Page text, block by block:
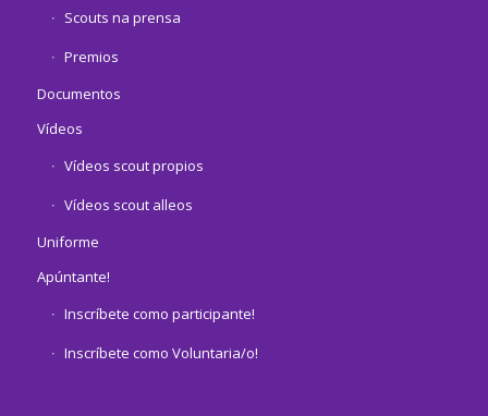
Scouts na prensa
Premios
Documentos
Vídeos
Vídeos scout propios
Vídeos scout alleos
Uniforme
Apúntante!
Inscríbete como participante!
Inscríbete como Voluntaria/o!